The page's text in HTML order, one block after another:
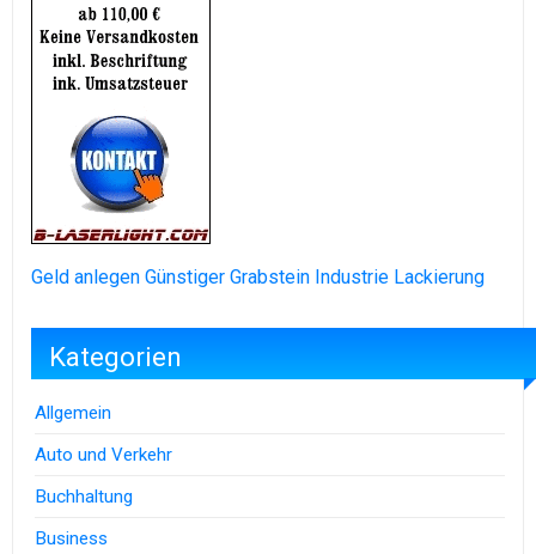
Geld anlegen Günstiger Grabstein Industrie Lackierung
Kategorien
Allgemein
Auto und Verkehr
Buchhaltung
Business